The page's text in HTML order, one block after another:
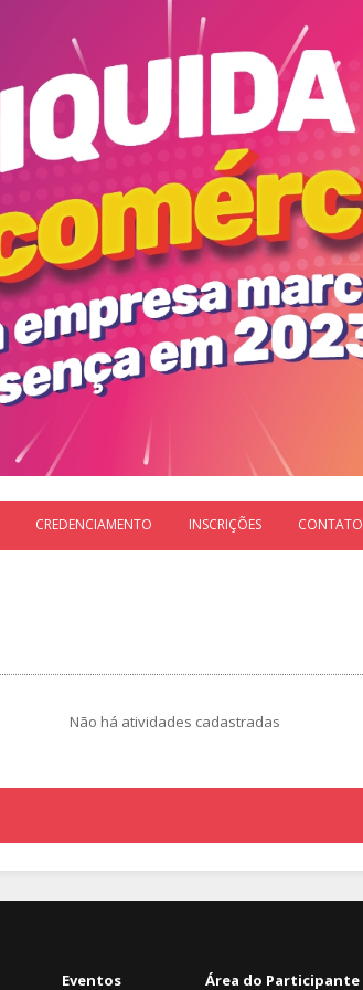
CREDENCIAMENTO INSCRIÇÕES CONTATO
Não há atividades cadastradas
Eventos Área do Participante